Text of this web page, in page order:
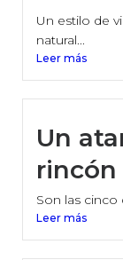
Un estilo de
natural...
Leer más
Un
rincón
Son las cinco
Leer más